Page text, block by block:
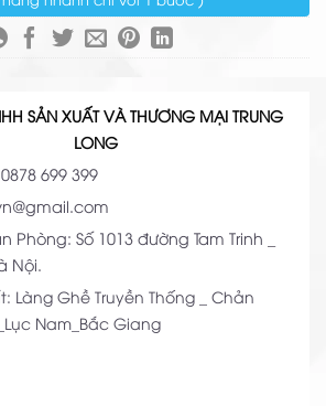
SẢN XUẤT VÀ THƯƠNG MẠI TRUNG
LONG
0878 699 399
Phòng: Số 1013 đường Tam Trinh _
Nội.
Làng Ghề Truyền Thống _ Chản
Nam_Bắc Giang